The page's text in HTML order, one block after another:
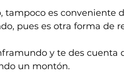
tampoco es conveniente
pues es otra forma de
y te des cuenta
un montón.